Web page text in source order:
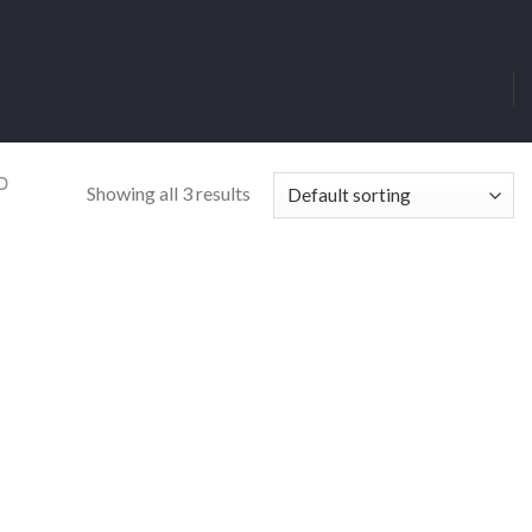
Showing all 3 results